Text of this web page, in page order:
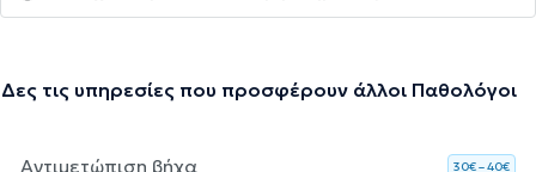
Δες τις υπηρεσίες που προσφέρουν άλλοι Παθολόγοι
Αντιμετώπιση βήχα 30€ – 40€